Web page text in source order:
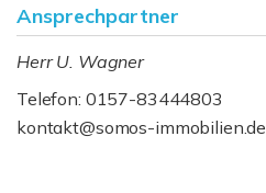
Ansprechpartner
Herr U. Wagner
Telefon: 0157-83444803
kontakt@somos-immobilien.de